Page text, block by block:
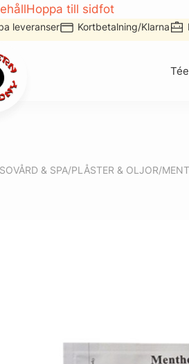
Hoppa till sidfot
leveranser Kortbetalning/Klarna
& SPA/PLÅSTER & OLJOR/